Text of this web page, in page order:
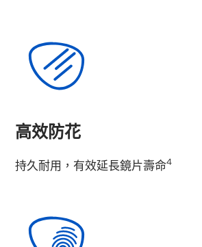
高效防花
持久耐用，有效延長鏡片壽命4